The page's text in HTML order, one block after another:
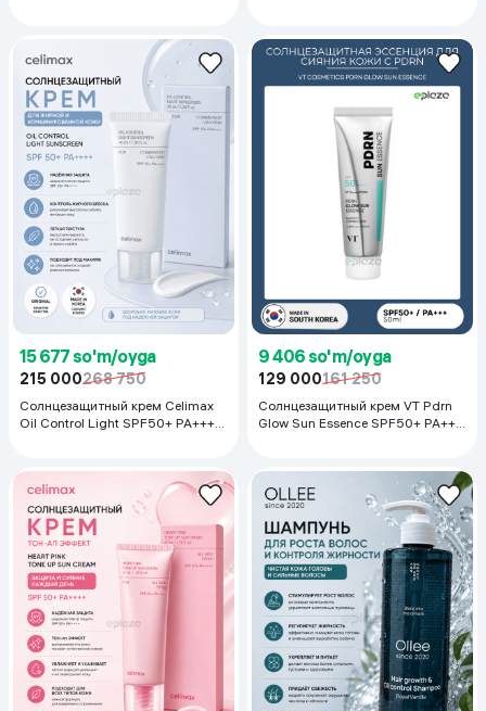
15 677 so'm/oyga
215 000268 750
Солнцезащитный крем Celimax
Oil Control Light SPF50+ PA++++,
9 406 so'm/oyga
129 000161 250
Солнцезащитный крем VT Pdrn
Glow Sun Essence SPF50+ PA+++,